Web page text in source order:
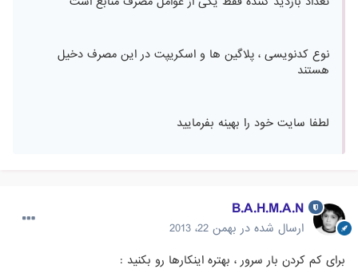
نوع کدنویسی ، پلاگین ها و اسکریپت در این مصرف دخیل
هستند
لطفا سایت خود را بهینه بفرمایید
B.A.H.M.A.N
ارسال شده در بهمن 22، 2013
برای کم کردن بار سرور ، بهتره اینکارها رو بکنید :